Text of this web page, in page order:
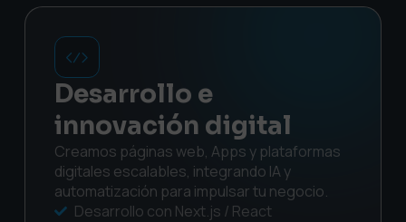
Desarrollo e
innovación digital
Creamos páginas web, Apps y plataformas
digitales escalables, integrando IA y
automatización para impulsar tu negocio.
Desarrollo con Next.js / React